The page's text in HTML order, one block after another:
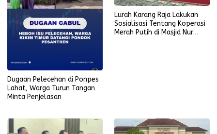
Dugaan Pelecehan di Ponpes
Lahat, Warga Turun Tangan
Minta Penjelasan
Lurah Karang Raja Lakukan
Sosialisasi Tentang Koperasi
Merah Putih di Masjid Nur